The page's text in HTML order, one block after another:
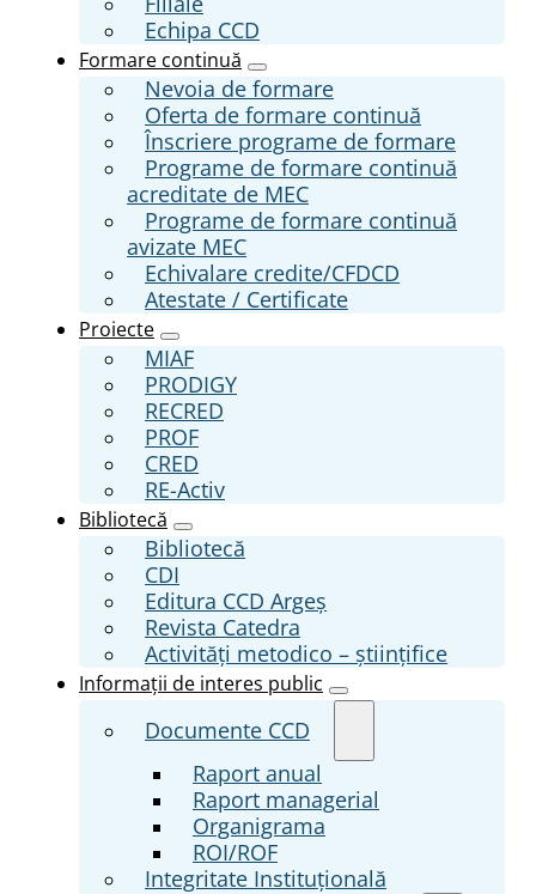
Echipa CCD
Formare continuă
Nevoia de formare
Oferta de formare continuă
Înscriere programe de formare
Programe de formare continuă
acreditate de MEC
Programe de formare continuă
avizate MEC
Echivalare credite/CFDCD
Atestate / Certificate
Proiecte
MIAF
PRODIGY
RECRED
PROF
CRED
RE-Activ
Bibliotecă
Bibliotecă
CDI
Editura CCD Argeş
Revista Catedra
Activități metodico – științifice
Informații de interes public
Documente CCD
Raport anual
Raport managerial
Organigrama
ROI/ROF
Integritate Instituțională